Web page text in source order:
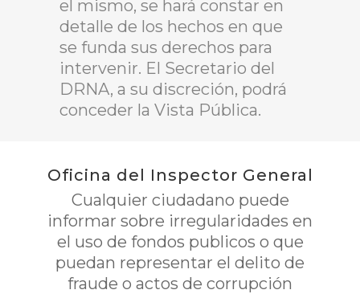
el mismo, se hará constar en
detalle de los hechos en que
se funda sus derechos para
intervenir. El Secretario del
DRNA, a su discreción, podrá
conceder la Vista Pública.
Oficina del Inspector General
Cualquier ciudadano puede
informar sobre irregularidades en
el uso de fondos publicos o que
puedan representar el delito de
fraude o actos de corrupción